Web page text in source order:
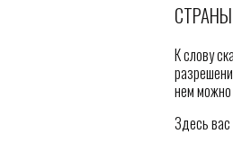
К слову
нем
Здесь вас